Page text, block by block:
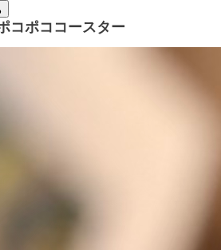
ポココースター